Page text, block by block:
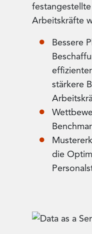
Arbeitskräfte
Bessere
stärkere
die